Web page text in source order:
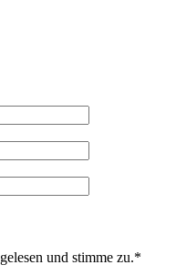
gelesen und stimme zu.*